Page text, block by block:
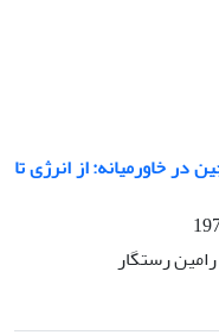
در خاورمیانه: از انرژی تا
رستگار